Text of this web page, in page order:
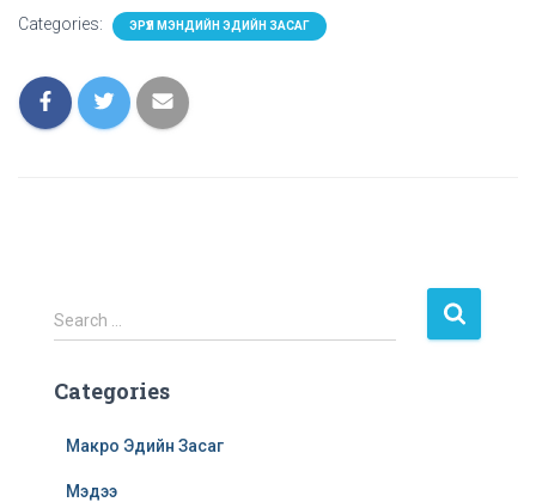
Categories: ЭРҮҮЛ МЭНДИЙН ЭДИЙН ЗАСАГ
Search …
Categories
Макро Эдийн Засаг
Мэдээ